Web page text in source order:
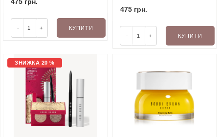
- + КУПИТИ
475 грн.
- + КУПИТИ
ЗНИЖКА 20 %